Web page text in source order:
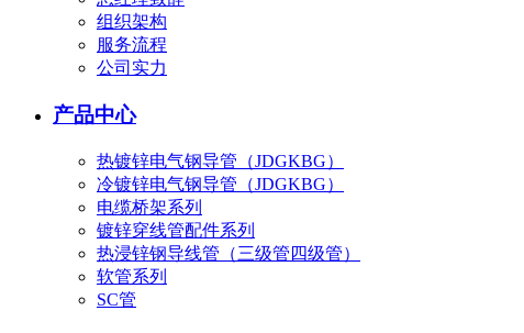
组织架构
服务流程
公司实力
产品中心
热镀锌电气钢导管（JDGKBG）
冷镀锌电气钢导管（JDGKBG）
电缆桥架系列
镀锌穿线管配件系列
热浸锌钢导线管（三级管四级管）
软管系列
SC管